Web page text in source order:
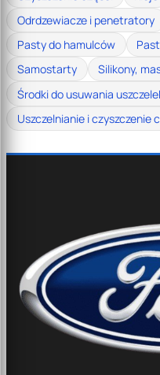
Odrdzewiacze i penetratory
Pasty do hamulców
Samostarty
Silikony,
Środki do usuwania
Uszczelnianie i czyszczenie